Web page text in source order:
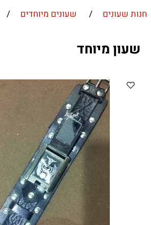
חנות שעונים / שעונים מיוחדים /
שעון מיוחד